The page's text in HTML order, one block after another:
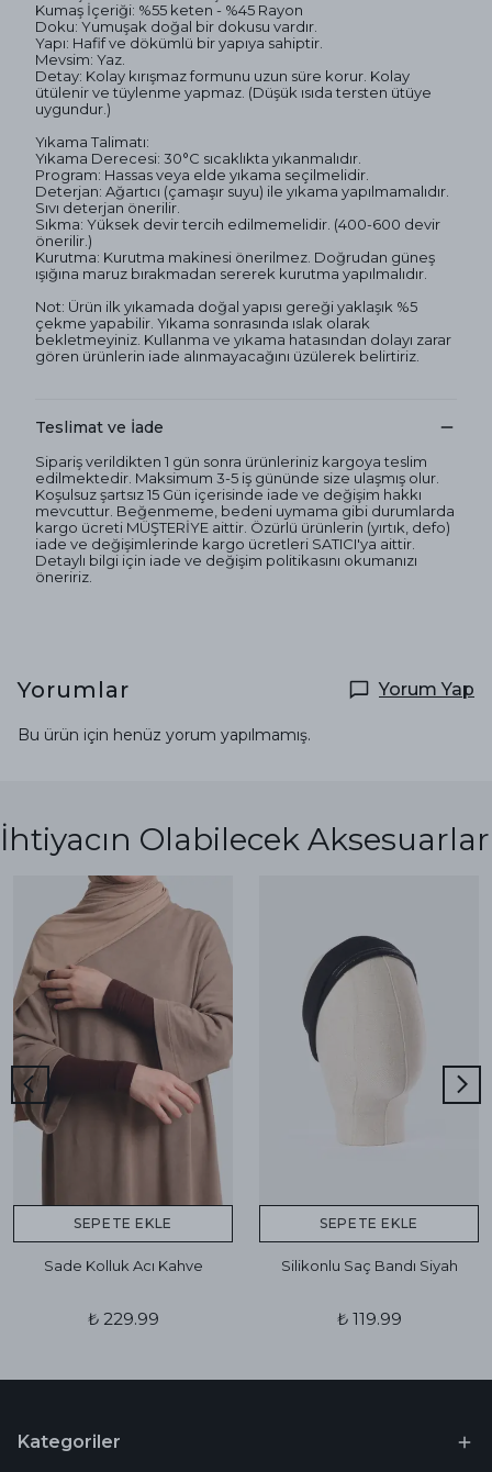
Kumaş İçeriği: %55 keten - %45 Rayon
Doku: Yumuşak doğal bir dokusu vardır.
Yapı: Hafif ve dökümlü bir yapıya sahiptir.
Mevsim: Yaz.
Detay: Kolay kırışmaz formunu uzun süre korur. Kolay
ütülenir ve tüylenme yapmaz. (Düşük ısıda tersten ütüye
uygundur.)
Yıkama Talimatı:
Yıkama Derecesi: 30°C sıcaklıkta yıkanmalıdır.
Program: Hassas veya elde yıkama seçilmelidir.
Deterjan: Ağartıcı (çamaşır suyu) ile yıkama yapılmamalıdır.
Sıvı deterjan önerilir.
Sıkma: Yüksek devir tercih edilmemelidir. (400-600 devir
önerilir.)
Kurutma: Kurutma makinesi önerilmez. Doğrudan güneş
ışığına maruz bırakmadan sererek kurutma yapılmalıdır.
Not: Ürün ilk yıkamada doğal yapısı gereği yaklaşık %5
çekme yapabilir. Yıkama sonrasında ıslak olarak
bekletmeyiniz. Kullanma ve yıkama hatasından dolayı zarar
gören ürünlerin iade alınmayacağını üzülerek belirtiriz.
Teslimat ve İade
Sipariş verildikten 1 gün sonra ürünleriniz kargoya teslim
edilmektedir. Maksimum 3-5 iş gününde size ulaşmış olur.
Koşulsuz şartsız 15 Gün içerisinde iade ve değişim hakkı
mevcuttur. Beğenmeme, bedeni uymama gibi durumlarda
kargo ücreti MÜŞTERİYE aittir. Özürlü ürünlerin (yırtık, defo)
iade ve değişimlerinde kargo ücretleri SATICI'ya aittir.
Detaylı bilgi için iade ve değişim politikasını okumanızı
öneririz.
Yorumlar Yorum Yap
Bu ürün için henüz yorum yapılmamış.
İhtiyacın Olabilecek Aksesuarlar
SEPETE EKLE
Sade Kolluk Acı Kahve
₺ 229.99
SEPETE EKLE
Silikonlu Saç Bandı Siyah
₺ 119.99
Kategoriler